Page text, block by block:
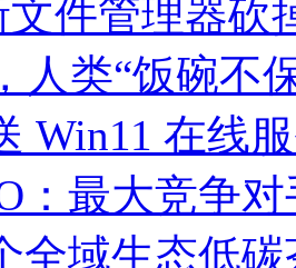
文件管理器砍
人类“饭碗不
Win11 在线
：最大竞争
全域生态低